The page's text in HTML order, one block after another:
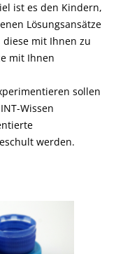
ist es den Kindern,
Lösungsansätze
mit Ihnen zu
mit Ihnen
sollen
Wissen
werden.